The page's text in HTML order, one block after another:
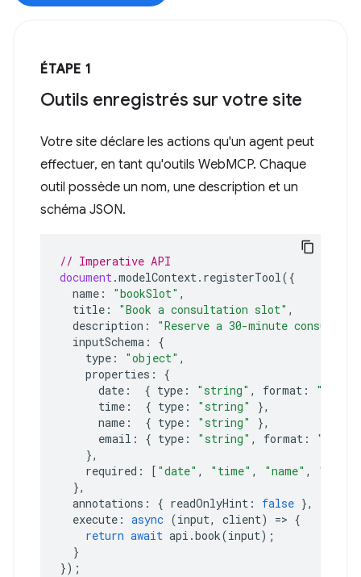
ÉTAPE 1
Outils enregistrés sur votre site
Votre site déclare les actions qu'un agent peut
effectuer, en tant qu'outils WebMCP. Chaque
outil possède un nom, une description et un
schéma JSON.
// Imperative API
document.modelContext. registerTool({
name : "bookSlot" ,
title : "Book a consultation slot" ,
description :
"Reserve a 30-minute
inputSchema :
{
type : "object" ,
properties :
{
date : { type : "string" , format :
"date"
time : { type : "string"
},
name : { type : "string"
},
email : { type : "string" , format :
},
required : [ "date" , "time" , "name" ,
},
annotations : { readOnlyHint : false },
execute : async (input, client) => {
return await api .book(input);
}
});